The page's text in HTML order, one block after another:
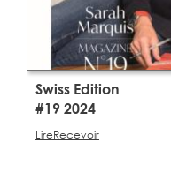
Swiss Edition
#19 2024
LireRecevoir